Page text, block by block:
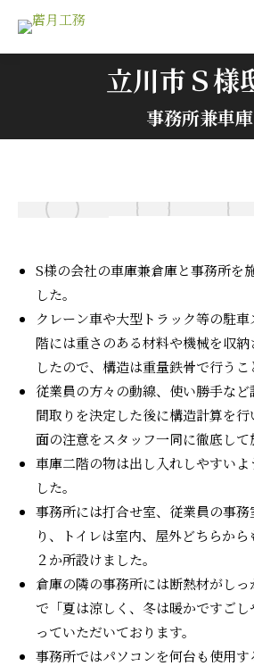
立川市Ｓ様
事務所兼車庫
You are here:
S様の会社の車庫兼倉庫と事務所を
した。
クレーン車や大型トラック等の駐
階には重さのある材料や機械を収
したので、構造は重量鉄骨で行うこ
従業員の方々の動線、使い勝手など
間取りを決定した後に構造計算を
面の注意をスタッフ一同に徹底して
車庫二階の物は出し入れしやすいよ
した。
事務所には打合せ室、従業員の事務
り、トイレは室内、屋外どちらか
２か所設けました。
倉庫の隣の事務所には断熱材がし
で「夏は涼しく、冬は暖かですご
っていただいております。
事務所ではパソコンを何台も使用